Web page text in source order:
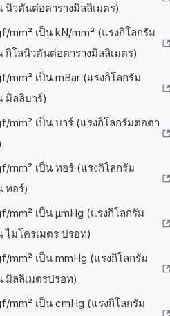
นิวตันต่อตารางมิลลิเมตร)
mm² เป็น kN/mm² (แรงกิโลกรัม
กิโลนิวตันต่อตารางมิลลิเมตร)
mm² เป็น mBar (แรงกิโลกรัม
มิลลิบาร์)
mm² เป็น บาร์ (แรงกิโลกรัมต่อตา
mm² เป็น ทอร์ (แรงกิโลกรัม
ทอร์)
mm² เป็น µmHg (แรงกิโลกรัม
ไมโครเมตร ปรอท)
mm² เป็น mmHg (แรงกิโลกรัม
มิลลิเมตรปรอท)
mm² เป็น cmHg (แรงกิโลกรัม